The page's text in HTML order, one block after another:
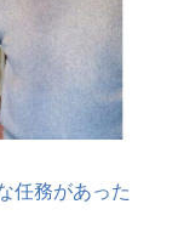
任務があった